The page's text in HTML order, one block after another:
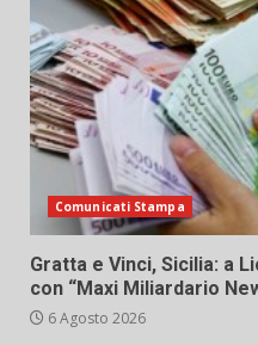
Comunicati Stampa
Gratta e Vinci, Sicilia: a
con “Maxi Miliardario
6 Agosto 2026